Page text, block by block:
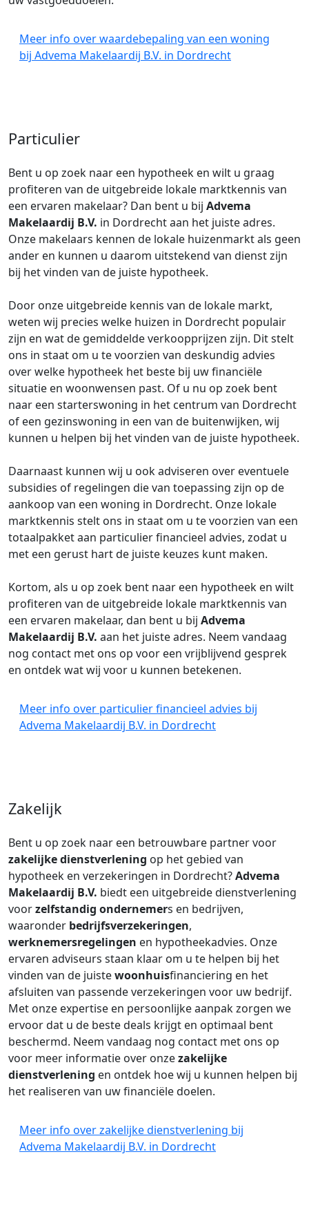
Meer info over waardebepaling van een woning
bij Advema Makelaardij B.V. in Dordrecht
Particulier
Bent u op zoek naar een hypotheek en wilt u graag
profiteren van de uitgebreide lokale marktkennis van
een ervaren makelaar? Dan bent u bij Advema
Makelaardij B.V. in Dordrecht aan het juiste adres.
Onze makelaars kennen de lokale huizenmarkt als geen
ander en kunnen u daarom uitstekend van dienst zijn
bij het vinden van de juiste hypotheek.
Door onze uitgebreide kennis van de lokale markt,
weten wij precies welke huizen in Dordrecht populair
zijn en wat de gemiddelde verkoopprijzen zijn. Dit stelt
ons in staat om u te voorzien van deskundig advies
over welke hypotheek het beste bij uw financiële
situatie en woonwensen past. Of u nu op zoek bent
naar een starterswoning in het centrum van Dordrecht
of een gezinswoning in een van de buitenwijken, wij
kunnen u helpen bij het vinden van de juiste hypotheek.
Daarnaast kunnen wij u ook adviseren over eventuele
subsidies of regelingen die van toepassing zijn op de
aankoop van een woning in Dordrecht. Onze lokale
marktkennis stelt ons in staat om u te voorzien van een
totaalpakket aan particulier financieel advies, zodat u
met een gerust hart de juiste keuzes kunt maken.
Kortom, als u op zoek bent naar een hypotheek en wilt
profiteren van de uitgebreide lokale marktkennis van
een ervaren makelaar, dan bent u bij Advema
Makelaardij B.V. aan het juiste adres. Neem vandaag
nog contact met ons op voor een vrijblijvend gesprek
en ontdek wat wij voor u kunnen betekenen.
Meer info over particulier financieel advies bij
Advema Makelaardij B.V. in Dordrecht
Zakelijk
Bent u op zoek naar een betrouwbare partner voor
zakelijke dienstverlening op het gebied van
hypotheek en verzekeringen in Dordrecht?Advema
Makelaardij B.V. biedt een uitgebreide dienstverlening
voorzelfstandig ondernemers en bedrijven,
waaronder bedrijfsverzekeringen,
werknemersregelingen en hypotheekadvies. Onze
ervaren adviseurs staan klaar om u te helpen bij het
vinden van de juistewoonhuisfinanciering en het
afsluiten van passende verzekeringen voor uw bedrijf.
Met onze expertise en persoonlijke aanpak zorgen we
ervoor dat u de beste deals krijgt en optimaal bent
beschermd. Neem vandaag nog contact met ons op
voor meer informatie over onzezakelijke
dienstverlening en ontdek hoe wij u kunnen helpen bij
het realiseren van uw financiële doelen.
Meer info over zakelijke dienstverlening bij
Advema Makelaardij B.V. in Dordrecht